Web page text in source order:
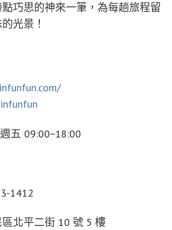
巧思的神來一筆，為每趟旅程留
光景！
五 09:00~18:00
1412
北平二街 10 號 5 樓